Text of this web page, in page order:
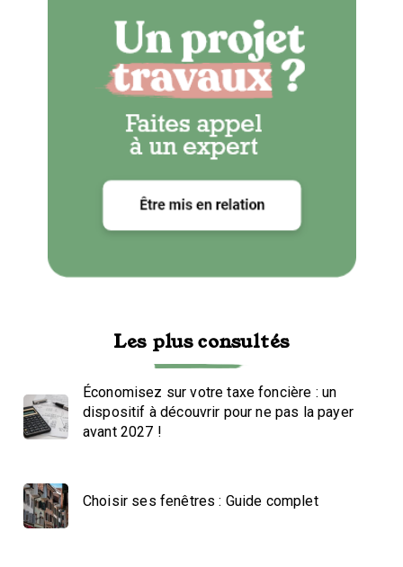
Les plus consultés
Économisez sur votre taxe foncière : un
dispositif à découvrir pour ne pas la payer
avant 2027 !
Choisir ses fenêtres : Guide complet